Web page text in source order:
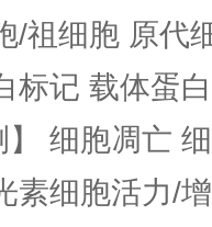
/祖细胞 原代
标记 载体蛋
】 细胞凋亡
素细胞活力/